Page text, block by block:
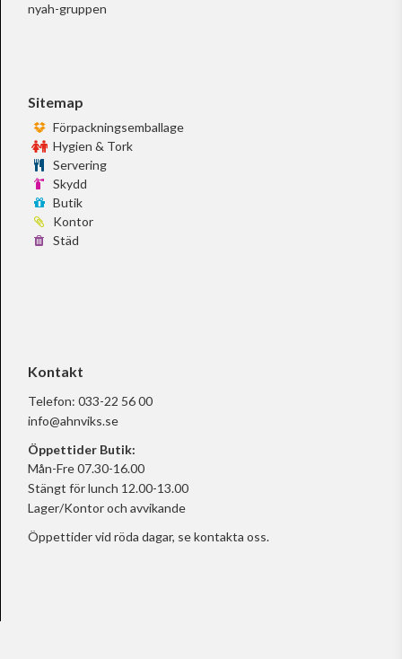
nyah-gruppen
Sitemap
Förpackningsemballage
Hygien & Tork
Servering
Skydd
Butik
Kontor
Städ
Kontakt
Telefon: 033-22 56 00
info@ahnviks.se
Öppettider Butik:
Mån-Fre 07.30-16.00
Stängt för lunch 12.00-13.00
Lager/Kontor och avvikande
Öppettider vid röda dagar, sekontakta oss.